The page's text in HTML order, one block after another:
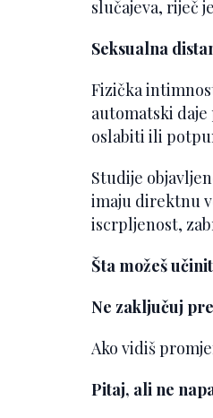
slučajeva, riječ
Seksualna
Fizička
automatski daje
oslabiti ili
Studije
imaju direktnu
iscrpljenost,
Šta možeš
Ne zaključuj
Ako vidiš
Pitaj, ali ne